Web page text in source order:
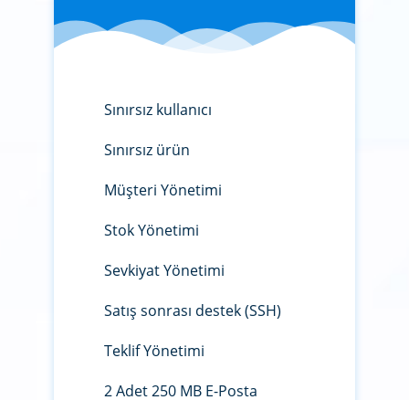
Sınırsız kullanıcı
Sınırsız ürün
Müşteri Yönetimi
Stok Yönetimi
Sevkiyat Yönetimi
Satış sonrası destek (SSH)
Teklif Yönetimi
2 Adet 250 MB E-Posta